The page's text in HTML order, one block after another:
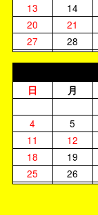
13
14
20
21
27
28
日 月
4
5
11
12
18
19
25
26